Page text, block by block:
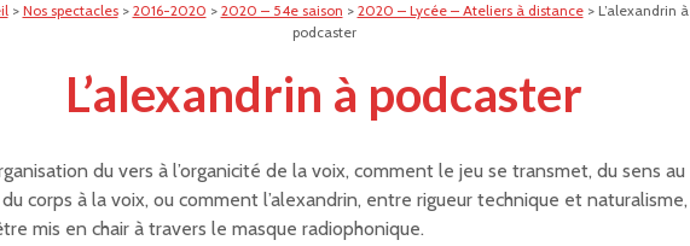
> Nos spectacles> 2016-2020 > 2020 – 54e saison > 2020 – Lycée – Ateliers à distance> L’alexandrin à
podcaster
L’alexandrin à podcaster
du vers à l’organicité de la voix, comment le jeu se transmet, du sens au
corps à la voix, ou comment l’alexandrin, entre rigueur technique et naturalisme,
mis en chair à travers le masque radiophonique.